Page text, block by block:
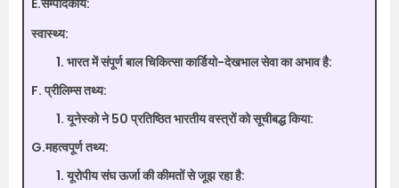
E.सम्पादकीय:
स्वास्थ्य:
भारत में संपूर्ण बाल चिकित्सा कार्डियो-देखभाल सेवा का अभाव है:
F. प्रीलिम्स तथ्य:
यूनेस्को ने 50 प्रतिष्ठित भारतीय वस्त्रों को सूचीबद्ध किया:
G.महत्वपूर्ण तथ्य:
यूरोपीय संघ ऊर्जा की कीमतों से जूझ रहा है: